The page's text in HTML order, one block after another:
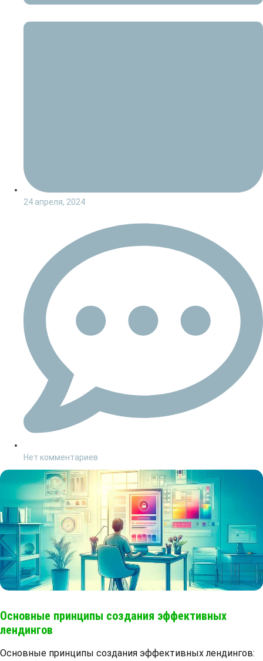
24 апреля, 2024
Нет комментариев
Основные принципы создания эффективных
лендингов
Основные принципы создания эффективных лендингов: